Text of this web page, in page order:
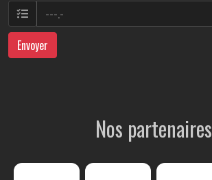
Envoyer
Nos partenaires